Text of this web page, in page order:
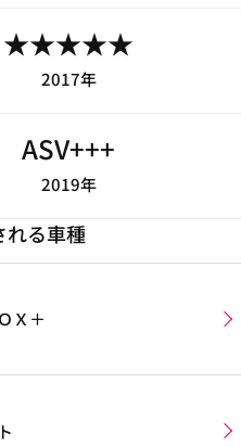
★★★★★
2017年
ASV+++
2019年
れる車種
Ｘ＋